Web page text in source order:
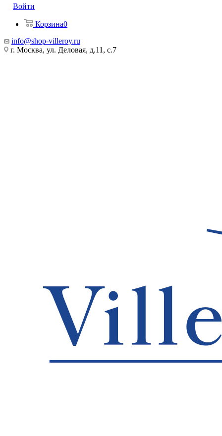
Войти
Корзина0
info@shop-villeroy.ru
г. Москва, ул. Деловая, д.11, с.7